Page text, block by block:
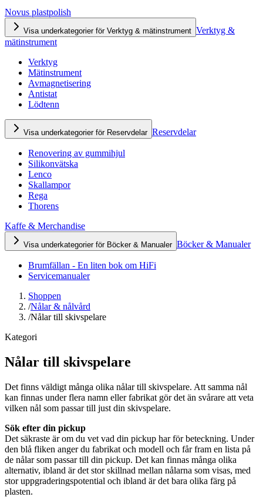
Novus plastpolish
Visa underkategorier för Verktyg & mätinstrument Verktyg &
mätinstrument
Verktyg
Mätinstrument
Avmagnetisering
Antistat
Lödtenn
Visa underkategorier för Reservdelar Reservdelar
Renovering av gummihjul
Silikonvätska
Lenco
Skallampor
Rega
Thorens
Kaffe & Merchandise
Visa underkategorier för Böcker & Manualer Böcker & Manualer
Brumfällan - En liten bok om HiFi
Servicemanualer
Shoppen
/Nålar & nålvård
/Nålar till skivspelare
Kategori
Nålar till skivspelare
Det finns väldigt många olika nålar till skivspelare. Att samma nål
kan finnas under flera namn eller fabrikat gör det än svårare att veta
vilken nål som passar till just din skivspelare.
Sök efter din pickup
Det säkraste är om du vet vad din pickup har för beteckning. Under
den blå fliken anger du fabrikat och modell och får fram en lista på
de nålar som passar till din pickup. Det kan finnas många olika
alternativ, ibland är det stor skillnad mellan nålarna som visas, med
stor uppgraderingspotential och ibland är det bara olika färg på
plasten.